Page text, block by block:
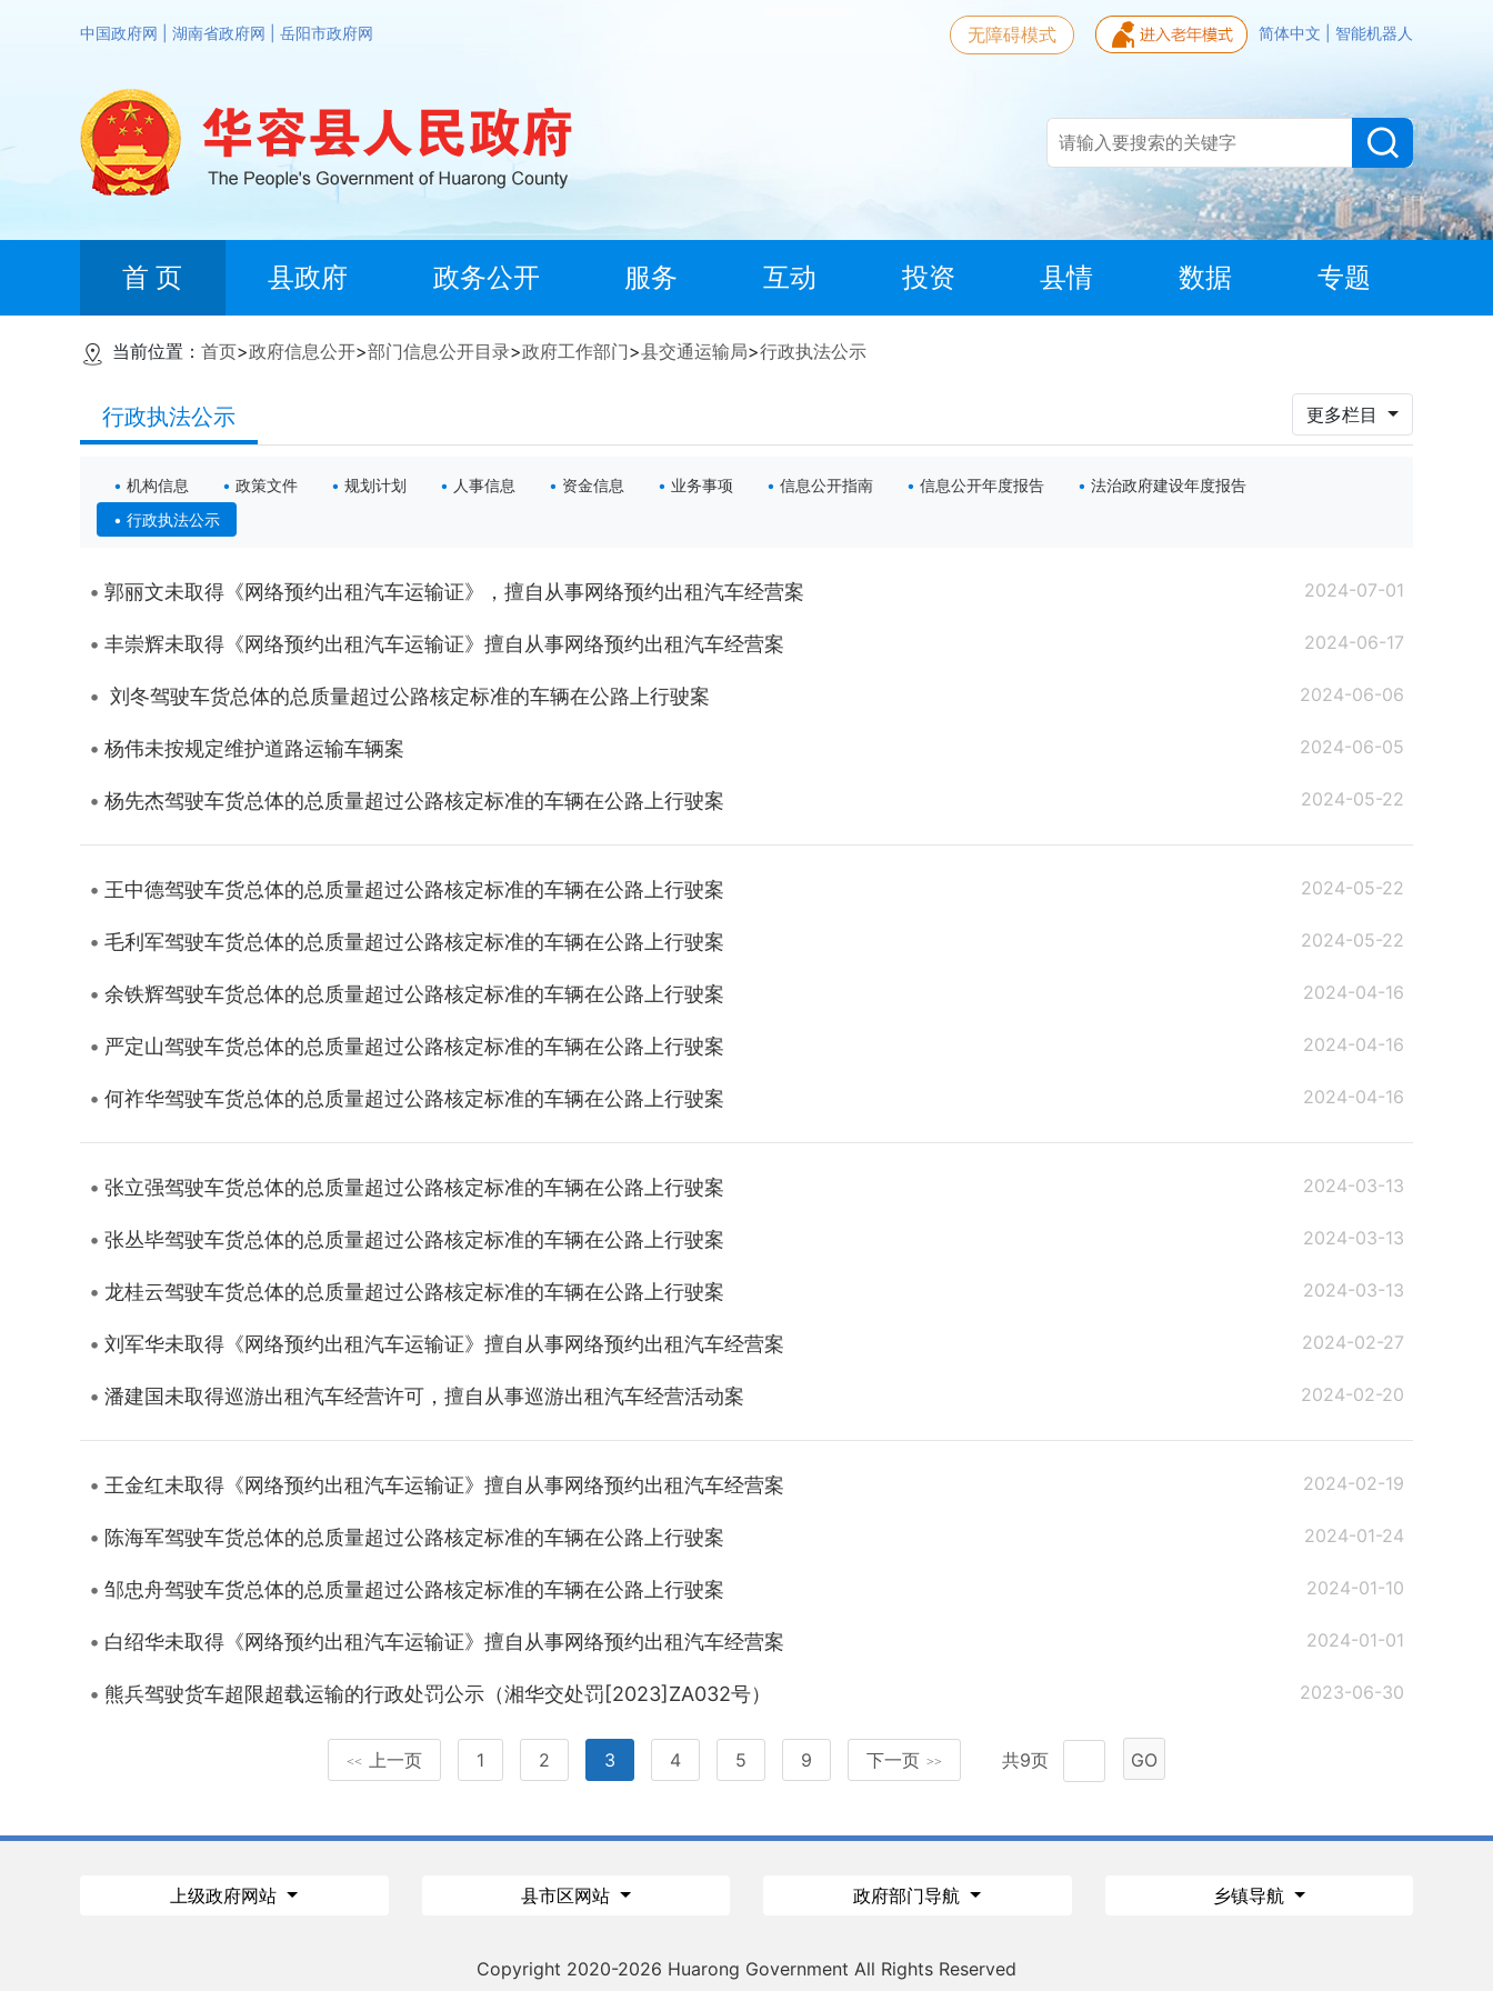
中国政府网 湖南省政府网 岳阳市政府网 简体中文 智能机器人
无障碍模式
首 页 县政府 政务公开 服务 互动 投资 县情 数据 专题
当前位置： 首页>政府信息公开>部门信息公开目录>政府工作部门>县交通运输局>行政执法公示
行政执法公示 更多栏目
机构信息 政策文件 规划计划 人事信息 资金信息 业务事项 信息公开指南 信息公开年度报告
法治政府建设年度报告
行政执法公示
郭丽文未取得《网络预约出租汽车运输证》，擅自从事网络预约出租汽车经营案 2024-07-01
丰崇辉未取得《网络预约出租汽车运输证》擅自从事网络预约出租汽车经营案 2024-06-17
刘冬驾驶车货总体的总质量超过公路核定标准的车辆在公路上行驶案 2024-06-06
杨伟未按规定维护道路运输车辆案 2024-06-05
杨先杰驾驶车货总体的总质量超过公路核定标准的车辆在公路上行驶案 2024-05-22
王中德驾驶车货总体的总质量超过公路核定标准的车辆在公路上行驶案 2024-05-22
毛利军驾驶车货总体的总质量超过公路核定标准的车辆在公路上行驶案 2024-05-22
余铁辉驾驶车货总体的总质量超过公路核定标准的车辆在公路上行驶案 2024-04-16
严定山驾驶车货总体的总质量超过公路核定标准的车辆在公路上行驶案 2024-04-16
何祚华驾驶车货总体的总质量超过公路核定标准的车辆在公路上行驶案 2024-04-16
张立强驾驶车货总体的总质量超过公路核定标准的车辆在公路上行驶案 2024-03-13
张丛毕驾驶车货总体的总质量超过公路核定标准的车辆在公路上行驶案 2024-03-13
龙桂云驾驶车货总体的总质量超过公路核定标准的车辆在公路上行驶案 2024-03-13
刘军华未取得《网络预约出租汽车运输证》擅自从事网络预约出租汽车经营案 2024-02-27
潘建国未取得巡游出租汽车经营许可，擅自从事巡游出租汽车经营活动案 2024-02-20
王金红未取得《网络预约出租汽车运输证》擅自从事网络预约出租汽车经营案 2024-02-19
陈海军驾驶车货总体的总质量超过公路核定标准的车辆在公路上行驶案 2024-01-24
邹忠舟驾驶车货总体的总质量超过公路核定标准的车辆在公路上行驶案 2024-01-10
白绍华未取得《网络预约出租汽车运输证》擅自从事网络预约出租汽车经营案 2024-01-01
熊兵驾驶货车超限超载运输的行政处罚公示（湘华交处罚[2023]ZA032号） 2023-06-30
<< 上一页 1 2 3 4 5 9 下一页 >> 共9页 GO
上级政府网站 县市区网站 政府部门导航 乡镇导航
Copyright 2020-2026 Huarong Government All Rights Reserved